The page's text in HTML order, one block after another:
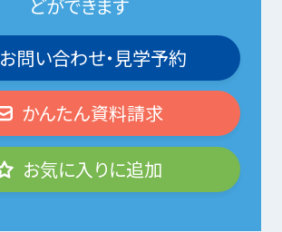
どができます
お問い合わせ・見学予約
かんたん資料請求
お気に入りに追加